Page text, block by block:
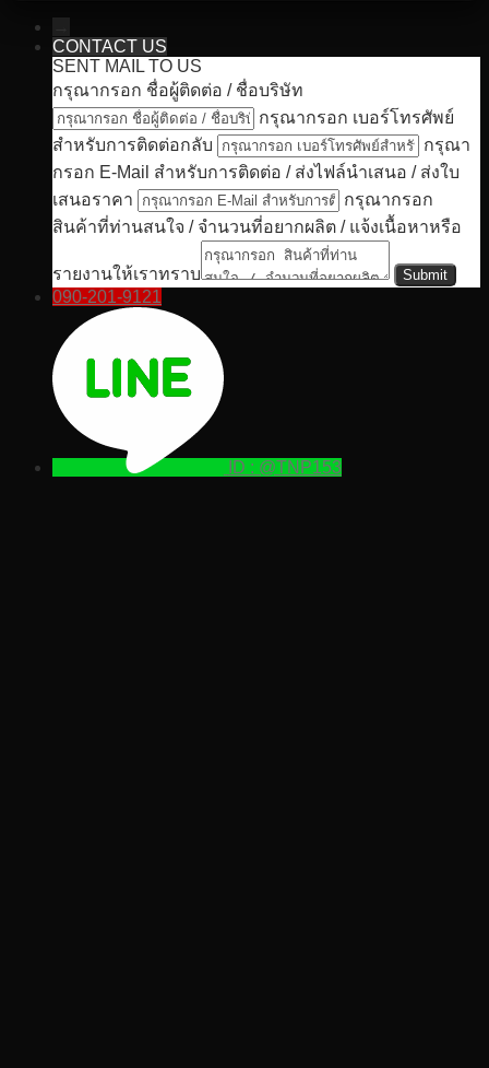
CONTACT US
SENT MAIL TO US
กรุณากรอก ชื่อผู้ติดต่อ / ชื่อบริษัท
กรุณากรอก เบอร์โทรศัพย์
สำหรับการติดต่อกลับ
กรุณา
กรอก E-Mail สำหรับการติดต่อ / ส่งไฟล์นำเสนอ / ส่งใบ
เสนอราคา
กรุณากรอก
สินค้าที่ท่านสนใจ / จำนวนที่อยากผลิต / แจ้งเนื้อหาหรือ
รายงานให้เราทราบ
090-201-9121
ID : @TNP153